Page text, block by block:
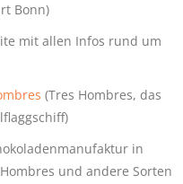
Bonn)
mit allen Infos rund um
(Tres Hombres, das
in
und andere Sorten